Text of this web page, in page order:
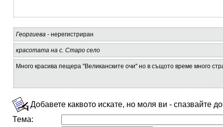
Георгиева - нерегистриран
красотата на с. Старо село
Много красива пещера "Великанските очи" но в същото време много
Добавете каквото искате, но моля ви - спазвайте
Тема: